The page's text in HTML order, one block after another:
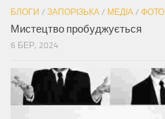
БЛОГИ / ЗАПОРІЗЬКА / МЕДІА / ФОТО
Мистецтво пробуджується
6 БЕР, 2024